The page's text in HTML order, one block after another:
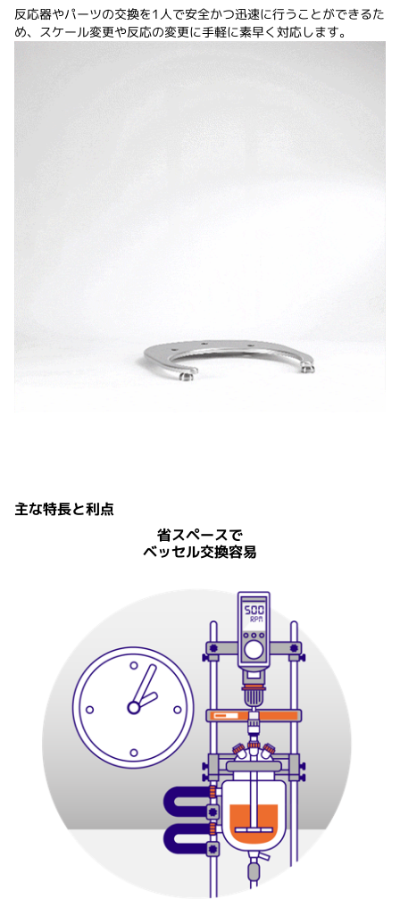
反応器やパーツの交換を1人で安全かつ迅速に行うことができるた
め、スケール変更や反応の変更に手軽に素早く対応します。
主な特長と利点
省スペースで
ベッセル交換容易